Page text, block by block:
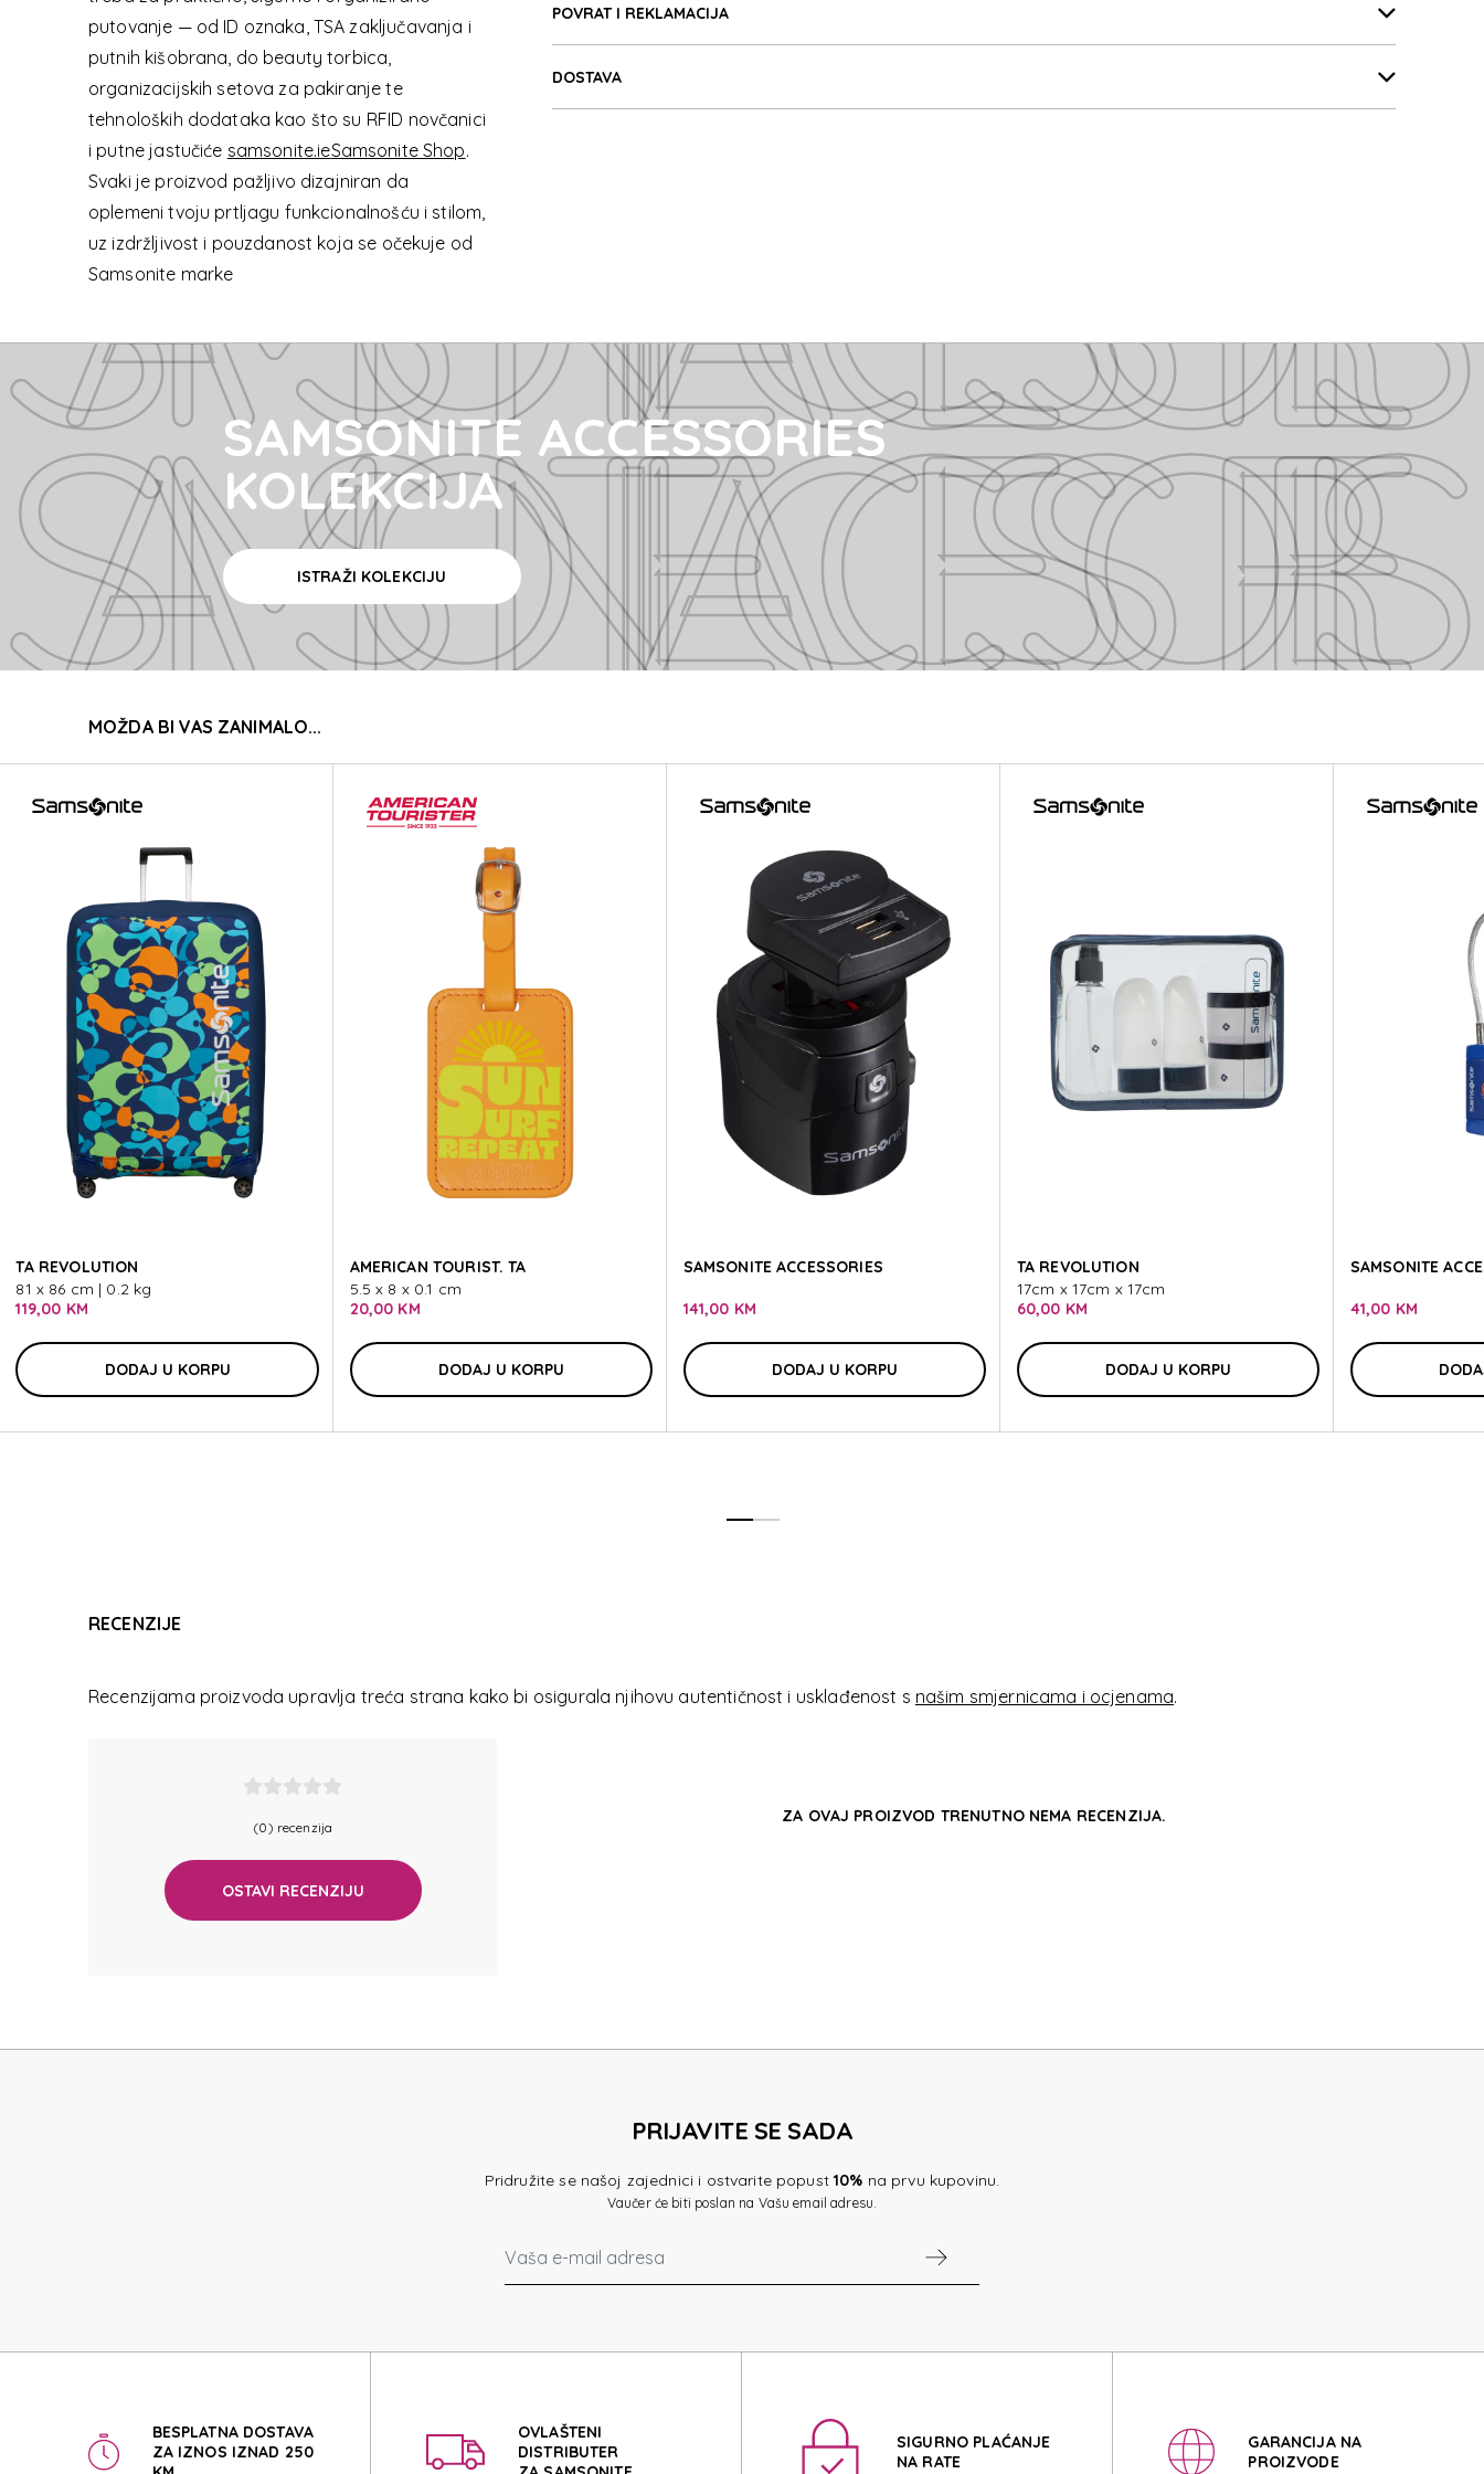
putovanje — od ID oznaka, TSA zaključavanja i
putnih kišobrana, do beauty torbica,
organizacijskih setova za pakiranje te
tehnoloških dodataka kao što su RFID novčanici
i putne jastučiće samsonite.ieSamsonite Shop.
Svaki je proizvod pažljivo dizajniran da
oplemeni tvoju prtljagu funkcionalnošću i stilom,
uz izdržljivost i pouzdanost koja se očekuje od
Samsonite marke
POVRAT I REKLAMACIJA
DOSTAVA
SAMSONITE ACCESSORIES
SAMSONITE ACCESSORIES
SAMSONITE ACCESSORIES
SAMSONITE ACCESSORIES
SAMSONITE ACCESSORIES
SAMSONITE ACCESSORIES
SAMSONITE ACCESSORIES
SAMSONITE ACCESSORIES
SAMSONITE ACCESSORIES
SAMSONITE ACCESSORIES
KOLEKCIJA
ISTRAŽI KOLEKCIJU
MOŽDA BI VAS ZANIMALO...
TA REVOLUTION
81 x 86 cm | 0.2 kg
119,00 KM
DODAJ U KORPU
AMERICAN TOURIST. TA
5.5 x 8 x 0.1 cm
20,00 KM
DODAJ U KORPU
SAMSONITE ACCESSORIES
141,00 KM
DODAJ U KORPU
TA REVOLUTION
17cm x 17cm x 17cm
60,00 KM
DODAJ U KORPU
SAMSONITE
41,00 KM
RECENZIJE
Recenzijama proizvoda upravlja treća strana kako bi osigurala njihovu autentičnost i usklađenost s našim smjernicama i ocjenama.
(0) recenzija
OSTAVI RECENZIJU
ZA OVAJ PROIZVOD TRENUTNO NEMA RECENZIJA.
PRIJAVITE SE SADA
Pridružite se našoj zajednici i ostvarite popust10% na prvu kupovinu.
Vaučer će biti poslan na Vašu email adresu.
BESPLATNA DOSTAVA
ZA IZNOS IZNAD 250
OVLAŠTENI
DISTRIBUTER
SIGURNO PLAĆANJE
NA RATE
GARANCIJA NA
PROIZVODE